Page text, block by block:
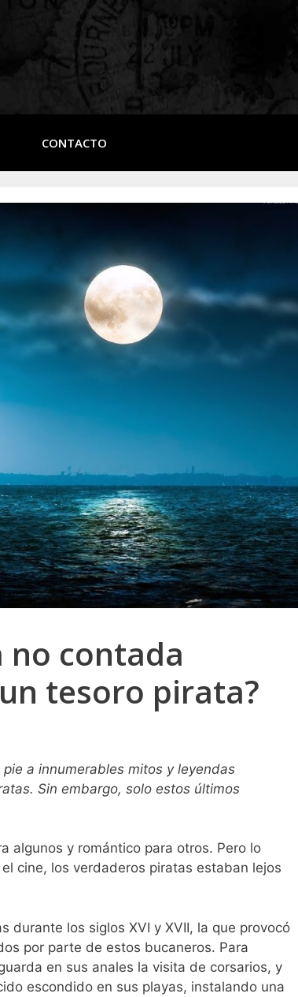
CONTACTO
no contada
tesoro pirata?
a innumerables mitos y leyendas
Sin embargo, solo estos últimos
algunos y romántico para otros. Pero lo
cine, los verdaderos piratas estaban lejos
durante los siglos XVI y XVII, la que provocó
por parte de estos bucaneros. Para
en sus anales la visita de corsarios, y
escondido en sus playas, instalando una